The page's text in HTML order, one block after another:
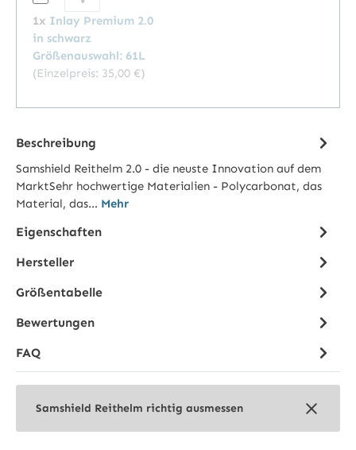
1x Inlay Premium 2.0
in schwarz
Größenauswahl: 61L
(Einzelpreis: 35,00 €)
Beschreibung
Samshield Reithelm 2.0 - die neuste Innovation auf dem
MarktSehr hochwertige Materialien - Polycarbonat, das
Material, das… Mehr
Eigenschaften
Hersteller
Größentabelle
Bewertungen
FAQ
Samshield Reithelm richtig ausmessen